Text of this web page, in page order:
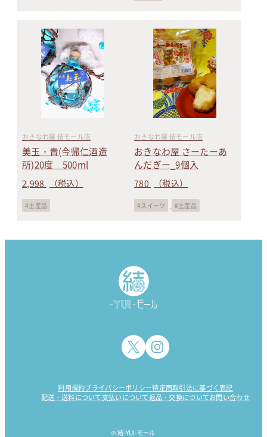
おきなわ屋 結モール店
美玉・青(今帰仁酒造
所)20度 500ml
2,998 （税込）
土産品
おきなわ屋 結モール店
おきなわ屋 さーたーあ
んだぎー_9個入
780 （税込）
スイーツ 土産品
利用規約プライバシーポリシー特定商取引法に基づく表記
配送・送料について支払いについて返品・交換についてお問い合わせ
© 結-YUI-モール